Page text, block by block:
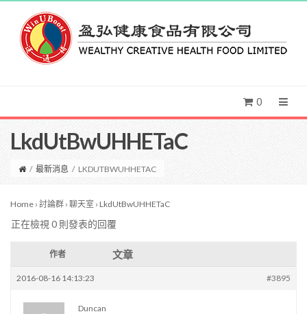
0
LkdUtBwUHHETaC
/ 最新消息 / LKDUTBWUHHETAC
Home › 討論群 › 聊天室 › LkdUtBwUHHETaC
正在檢視 0 則發表的回覆
作者 文章
2016-08-16 14:13:23 #3895
Duncan